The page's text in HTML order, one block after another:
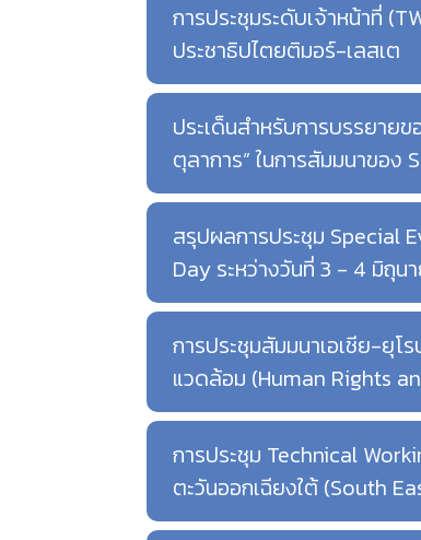
การประชุมระดับเจ้าหน้าที่
ประชาธิปไตยติมอร์-เลสเต
ประเด็นสำหรับการบรรยาย
ตุลาการ” ในการสัมมนาของ
สรุปผลการประชุม Special
Day ระหว่างวันที่ 3 - 4 มิถุน
การประชุมสัมมนาเอเชีย-ยุโ
แวดล้อม (Human Rights
การประชุม Technical
ตะวันออกเฉียงใต้ (South